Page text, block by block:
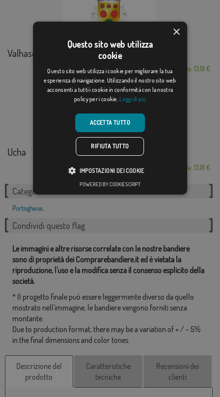
Valhascos
Da: 13,18 €
Ucha
Da: 13,18 €
Categorie correlate:
Portoghese,
Condividi questo flag
Le immagini e altre risorse correlate con le nostre bandiere
sono di proprietà dei Comprarebandiere.it ed è vietata la
riproduzione, l'uso e la modifica senza il consenso esplicito della
società.
* Il progetto finale può essere leggermente diverso da quello
mostrato nell'immagine, le bandiere vengono forniti senza
montante.
Due to production format, there may be a variation of + / - 5%
in the final dimensions and color tones.
Descrizione del
prodotto
Caratteristiche
tecniche
Recensioni dei
clienti
×
Questo sito web utilizza
cookie
Questo sito web utilizza i cookie per migliorare la tua
esperienza di navigazione. Utilizzando il nostro sito web
acconsenti a tutti i cookie in conformità con la nostra
policy per i cookie. Leggi di più
ACCETTA TUTTO
RIFIUTA TUTTO
IMPOSTAZIONI DEI COOKIE
POWERED BY COOKIESCRIPT